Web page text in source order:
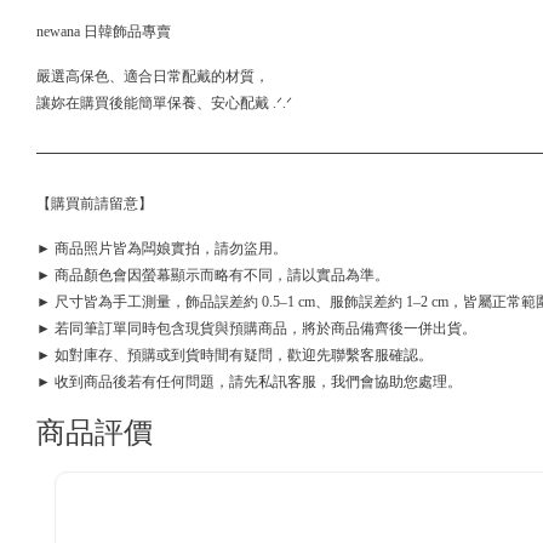
newana 日韓飾品專賣
嚴選高保色、適合日常配戴的材質，
讓妳在購買後能簡單保養、安心配戴 .ᐟ.ᐟ
【購買前請留意】
► 商品照片皆為闆娘實拍，請勿盜用。
► 商品顏色會因螢幕顯示而略有不同，請以實品為準。
► 尺寸皆為手工測量，飾品誤差約 0.5–1 cm、服飾誤差約 1–2 cm，皆屬正常範
► 若同筆訂單同時包含現貨與預購商品，將於商品備齊後一併出貨。
► 如對庫存、預購或到貨時間有疑問，歡迎先聯繫客服確認。
► 收到商品後若有任何問題，請先私訊客服，我們會協助您處理。
商品評價